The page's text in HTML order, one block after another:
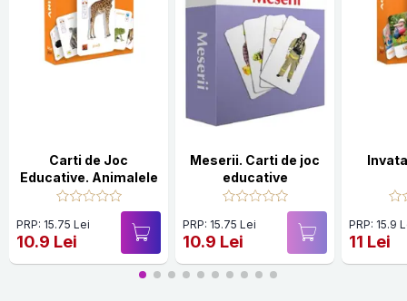
Carti de Joc
Educative. Animalele
PRP: 15.75 Lei
10.9 Lei
Meserii. Carti de joc
educative
PRP: 15.75 Lei
10.9 Lei
PRP: 15.9
11 Lei